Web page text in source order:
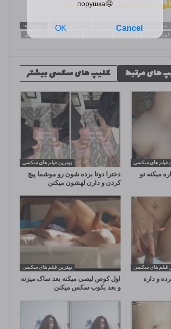
برچسب ها داگی استایل سکس ایرانی سکس خفن
کلیپ سکسی
کون سکسی
های مرتبط کلیپ های سکسی بیشتر
بهترین فیلم های سکسی
دخترا دوتا برده شون رو موشما پیچ
کردن و دارن لهشون میکنن
فیلم های سکسی
میکنه تو
بهترین فیلم های سکسی
اول کوص لیصی میکنه بعد ساک میزنه
و بعد بکوب سکس میکنن
فیلم های سکسی
و داره